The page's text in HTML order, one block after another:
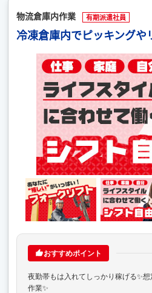
物流倉庫内作業 有期派遣社員
冷凍倉庫内でピッキングや
おすすめポイント
夜勤帯もは入れてしっかり稼げる✨
作業✨